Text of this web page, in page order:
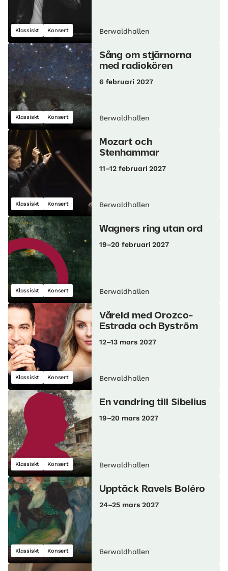
Klassiskt Konsert Berwaldhallen
Klassiskt Konsert
Sång om stjärnorna
med radiokören
6 februari 2027
Berwaldhallen
Klassiskt Konsert
Mozart och
Stenhammar
11–12 februari 2027
Berwaldhallen
Klassiskt Konsert
Wagners ring utan ord
19–20 februari 2027
Berwaldhallen
Klassiskt Konsert
Våreld med Orozco-
Estrada och Byström
12–13 mars 2027
Berwaldhallen
Klassiskt Konsert
En vandring till Sibelius
19–20 mars 2027
Berwaldhallen
Klassiskt Konsert
Upptäck Ravels Boléro
24–25 mars 2027
Berwaldhallen